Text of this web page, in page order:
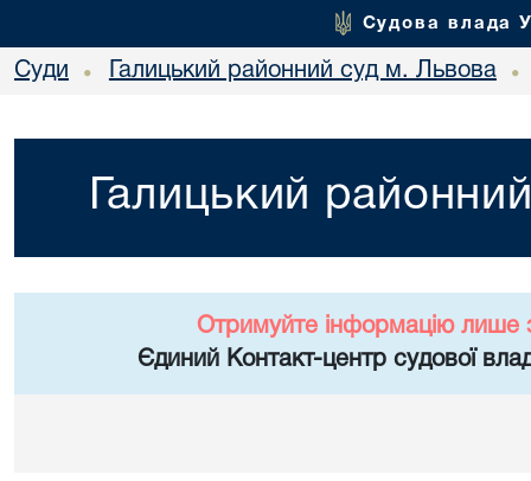
Судова влада
Суди • Галицький районний суд м. Львова •
Галицький
Отримуйте інформацію лише
Єдиний Контакт-центр судової